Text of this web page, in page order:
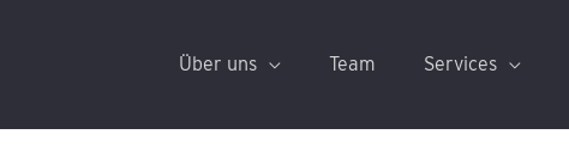
Über uns Team Services